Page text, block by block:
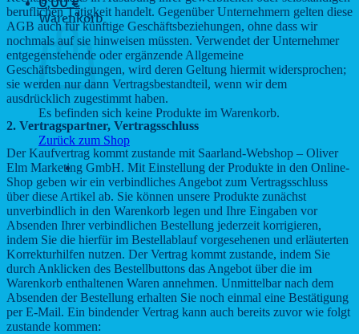
0,00€
Warenkorb
Es befinden sich keine Produkte im Warenkorb.
Zurück zum Shop
beruflichen Tätigkeit handelt. Gegenüber Unternehmern gelten diese
AGB auch für künftige Geschäftsbeziehungen, ohne dass wir
nochmals auf sie hinweisen müssten. Verwendet der Unternehmer
entgegenstehende oder ergänzende Allgemeine
Geschäftsbedingungen, wird deren Geltung hiermit widersprochen;
sie werden nur dann Vertragsbestandteil, wenn wir dem
ausdrücklich zugestimmt haben.
2. Vertragspartner, Vertragsschluss
Der Kaufvertrag kommt zustande mit Saarland-Webshop – Oliver
Elm Marketing GmbH. Mit Einstellung der Produkte in den Online-
Shop geben wir ein verbindliches Angebot zum Vertragsschluss
über diese Artikel ab. Sie können unsere Produkte zunächst
unverbindlich in den Warenkorb legen und Ihre Eingaben vor
Absenden Ihrer verbindlichen Bestellung jederzeit korrigieren,
indem Sie die hierfür im Bestellablauf vorgesehenen und erläuterten
Korrekturhilfen nutzen. Der Vertrag kommt zustande, indem Sie
durch Anklicken des Bestellbuttons das Angebot über die im
Warenkorb enthaltenen Waren annehmen. Unmittelbar nach dem
Absenden der Bestellung erhalten Sie noch einmal eine Bestätigung
per E-Mail. Ein bindender Vertrag kann auch bereits zuvor wie folgt
zustande kommen: